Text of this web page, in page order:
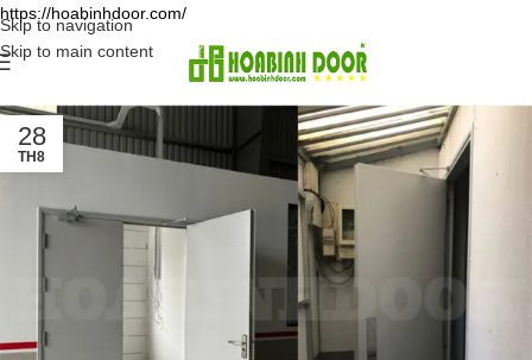
https://hoabinhdoor.com/
Skip to navigation
Skip to main content
28
TH8